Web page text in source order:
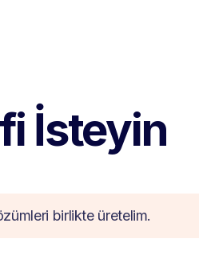
İsteyin
birlikte üretelim.